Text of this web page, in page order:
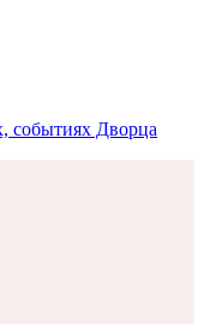
событиях Дворца